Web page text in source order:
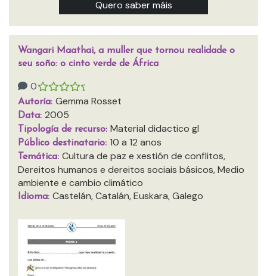
Quero saber máis
Wangari Maathai, a muller que tornou realidade o
seu soño: o cinto verde de África
0
Autoría: Gemma Rosset
Data: 2005
Tipología de recurso: Material didactico gl
Público destinatario: 10 a 12 anos
Temática: Cultura de paz e xestión de conflitos,
Dereitos humanos e dereitos sociais básicos, Medio
ambiente e cambio climático
Idioma: Castelán, Catalán, Euskara, Galego